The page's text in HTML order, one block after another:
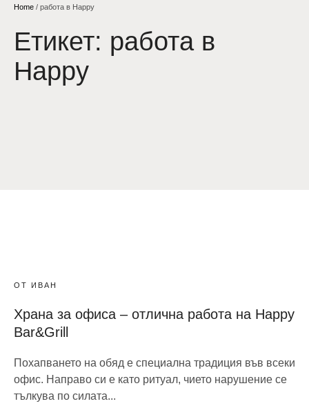
Home / работа в Happy
Етикет: работа в
Happy
ОТ ИВАН
Храна за офиса – отлична работа на Happy
Bar&Grill
Похапването на обяд е специална традиция във всеки
офис. Направо си е като ритуал, чието нарушение се
тълкува по силата...